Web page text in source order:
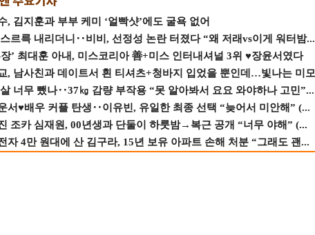
, 김지훈과 부부 케미 ‘얼빡샷’에도 굴욕 없어
르륵 내리더니‥비비, 선정성 논란 터졌다 “왜 저래vs이게 워터밤...
장’ 최대훈 아내, 미스코리아 善+미스 인터내셔널 3위 ♥장윤서였다
, 남사친과 데이트서 흰 티셔츠+청바지 입었을 뿐인데…빛나는 미모
너무 뺐나‥37㎏ 감량 부작용 “못 알아봐서 요요 와야하나 고민”...
서♥배우 커플 탄생‥이유빈, 유일한 최종 선택 “늦어서 미안해” (...
조카 심재원, 00년생과 단둘이 하룻밤→복근 공개 “너무 야해” (...
자 4만 원대에 산 김구라, 15년 보유 아파트 손해 처분 “그래도 괜...